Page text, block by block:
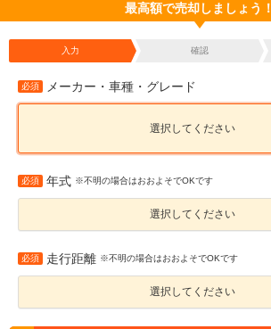
最高額で売却しましょう！
入力 確認
必須 メーカー・車種・グレード
選択してください
必須 年式 ※不明の場合はおおよそでOKです
選択してください
必須 走行距離 ※不明の場合はおおよそでOKです
選択してください